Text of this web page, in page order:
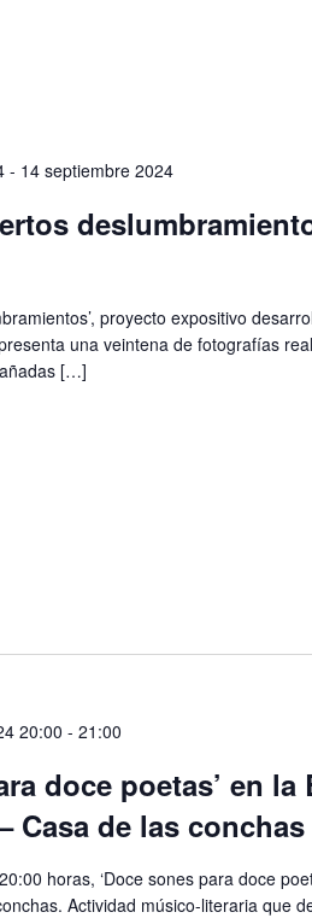
- 14 septiembre 2024
proyecto expositivo
una veintena de fotografías
[…]
20:00 - 21:00
doce poetas’ en
Casa de las conchas
horas, ‘Doce sones para doce
Actividad músico-literaria que